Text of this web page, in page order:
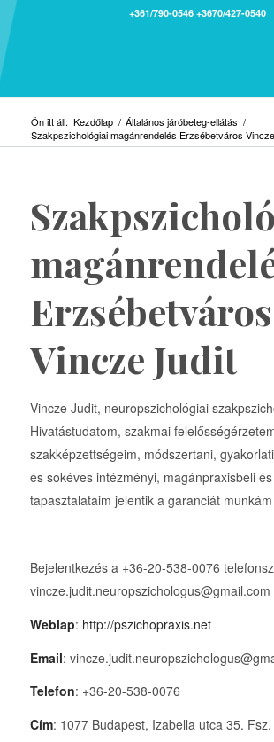
+361/790-0546 +3670/427-0540
Ön itt áll: Kezdőlap / Általános járóbeteg-ellátás /
Szakpszichológiai magánrendelés Erzsébetváros
Erzsébetváros
Vincze Judit
Vincze Judit, neuropszichológiai
Hivatástudatom, szakmai
szakképzettségeim, módszertani,
és sokéves intézményi, magánpraxisbeli
tapasztalataim jelentik a garanciát
Bejelentkezés a +36-20-538-0076
Weblap: http://pszichopraxis.net
Email:
Telefon: +36-20-538-0076
Cím: 1077 Budapest, Izabella utca 35. Fsz.